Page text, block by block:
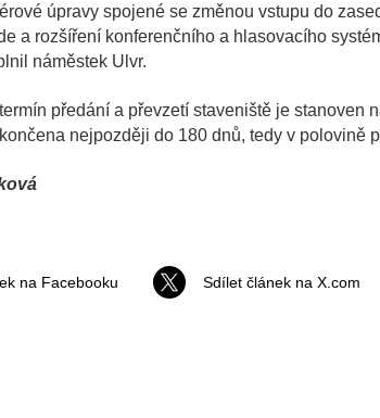
úpravy spojené se změnou vstupu do
a rozšíření konferenčního a hlasovacího
náměstek Ulvr.
předání a převzetí staveniště je stanoven
nejpozději do 180 dnů, tedy v polovině
na Facebooku Sdílet článek na X.com